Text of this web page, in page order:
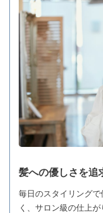
髪への優しさを追
毎日のスタイリング
く、サロン級の仕上が